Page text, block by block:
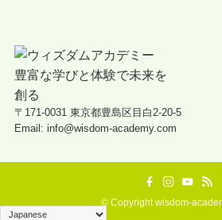
〒171-0031 東京都豊島区目白2-20-5
Email: info@wisdom-academy.com
©Copyright wisdom-